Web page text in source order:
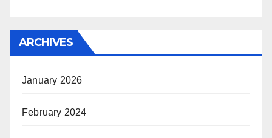
ARCHIVES
January 2026
February 2024